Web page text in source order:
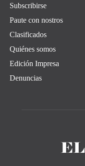
Subscribirse
Paute con nostros
Clasificados
Quiénes somos
Edición Impresa
Denuncias